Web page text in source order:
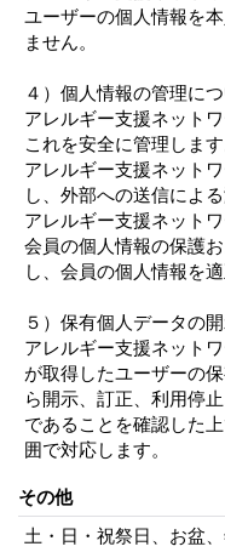
ユーザーの個人情報を
ません。
４）個人情報の管理に
アレルギー支援ネット
これを安全に管理します
アレルギー支援ネット
し、外部への送信によ
アレルギー支援ネット
会員の個人情報の保護
し、会員の個人情報を
５）保有個人データの
アレルギー支援ネット
が取得したユーザーの
ら開示、訂正、利用停
であることを確認した
囲で対応します。
その他
土・日・祝祭日、お盆